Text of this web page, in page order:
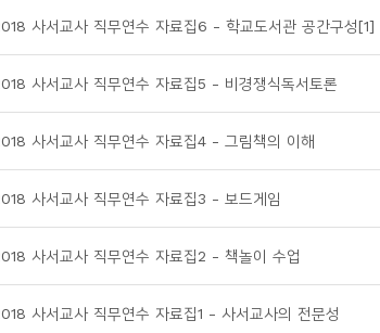
사서교사 직무연수 자료집6 - 학교도서관 공간구성[1]
사서교사 직무연수 자료집5 - 비경쟁식독서토론
사서교사 직무연수 자료집4 - 그림책의 이해
사서교사 직무연수 자료집3 - 보드게임
사서교사 직무연수 자료집2 - 책놀이 수업
사서교사 직무연수 자료집1 - 사서교사의 전문성